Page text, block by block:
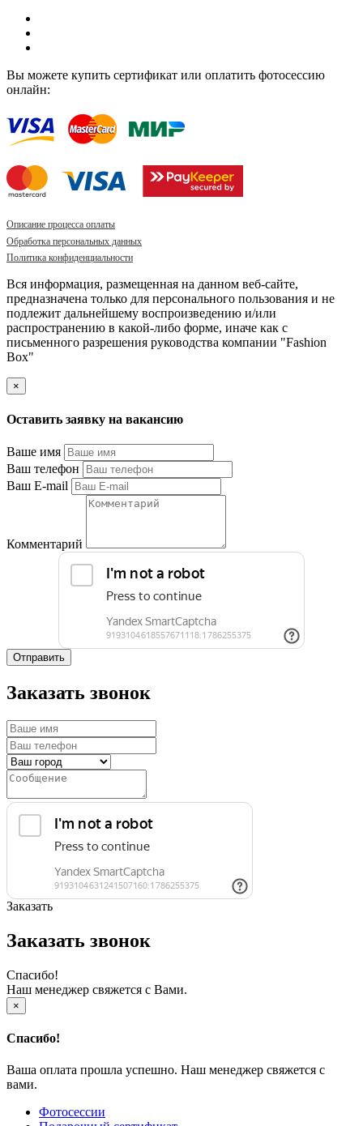
Вы можете купить сертификат или оплатить фотосессию
онлайн:
Описание процесса оплаты
Обработка персональных данных
Политика конфиденциальности
Вся информация, размещенная на данном веб-сайте,
предназначена только для персонального пользования и не
подлежит дальнейшему воспроизведению и/или
распространению в какой-либо форме, иначе как с
письменного разрешения руководства компании "Fashion
Box"
×
Оставить заявку на вакансию
Ваше имя
Ваш телефон
Ваш E-mail
Комментарий
Отправить
Заказать звонок
Заказать
Заказать звонок
Спасибо!
Наш менеджер свяжется с Вами.
×
Спасибо!
Ваша оплата прошла успешно. Наш менеджер свяжется с
вами.
Фотосессии